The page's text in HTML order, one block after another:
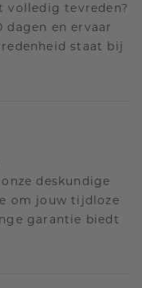
volledig tevreden?
dagen en ervaar
staat bij
deskundige
om jouw tijdloze
garantie biedt